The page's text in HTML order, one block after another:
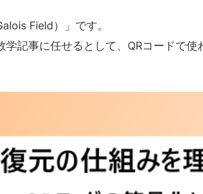
Field）」です。
記事に任せるとして、QRコードで使